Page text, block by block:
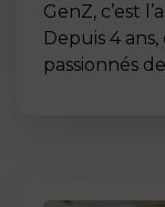
GenZ, c’est
Depuis 4
passionnés